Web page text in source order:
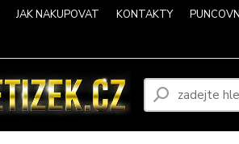
JAK NAKUPOVAT KONTAKTY